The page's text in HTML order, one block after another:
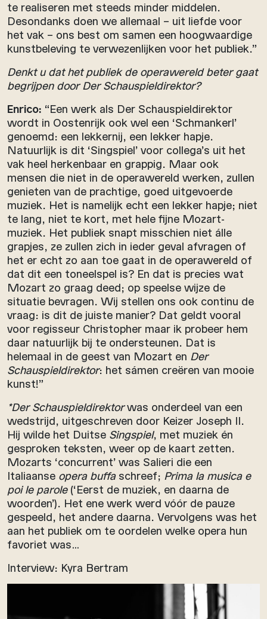
te realiseren met steeds minder middelen.
Desondanks doen we allemaal – uit liefde voor
het vak – ons best om samen een hoogwaardige
kunstbeleving te verwezenlijken voor het publiek.”
Denkt u dat het publiek de operawereld beter gaat
begrijpen door Der Schauspieldirektor?
Enrico: “Een werk als Der Schauspieldirektor
wordt in Oostenrijk ook wel een ‘Schmankerl’
genoemd: een lekkernij, een lekker hapje.
Natuurlijk is dit ‘Singspiel’ voor collega’s uit het
vak heel herkenbaar en grappig. Maar ook
mensen die niet in de operawereld werken, zullen
genieten van de prachtige, goed uitgevoerde
muziek. Het is namelijk echt een lekker hapje; niet
te lang, niet te kort, met hele fijne Mozart-
muziek. Het publiek snapt misschien niet álle
grapjes, ze zullen zich in ieder geval afvragen of
het er echt zo aan toe gaat in de operawereld of
dat dit een toneelspel is? En dat is precies wat
Mozart zo graag deed; op speelse wijze de
situatie bevragen. Wij stellen ons ook continu de
vraag: is dit de juiste manier? Dat geldt vooral
voor regisseur Christopher maar ik probeer hem
daar natuurlijk bij te ondersteunen. Dat is
helemaal in de geest van Mozart en Der
Schauspieldirektor: het sámen creëren van mooie
kunst!”
*Der Schauspieldirektorwas onderdeel van een
wedstrijd, uitgeschreven door Keizer Joseph II.
Hij wilde het Duitse Singspiel, met muziek én
gesproken teksten, weer op de kaart zetten.
Mozarts ‘concurrent’ was Salieri die een
Italiaanse opera buffaschreef; Prima la musica e
poi le parole (‘Eerst de muziek, en daarna de
woorden’). Het ene werk werd vóór de pauze
gespeeld, het andere daarna. Vervolgens was het
aan het publiek om te oordelen welke opera hun
favoriet was…
Interview: Kyra Bertram